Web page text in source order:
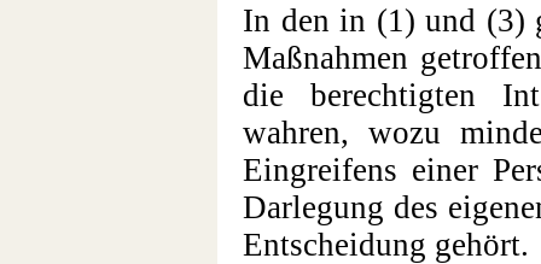
In den in (1) und (3)
Maßnahmen
die berechtigten
wahren, wozu
Eingreifens einer
Darlegung des
Entscheidung gehört.